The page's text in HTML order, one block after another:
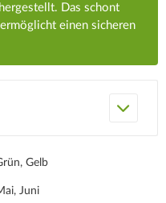
Das schont
einen sicheren
Gelb
Juni